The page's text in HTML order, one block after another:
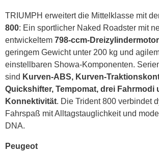
TRIUMPH erweitert die Mittelklasse mit
800: Ein sportlicher Naked Roadster mit
entwickeltem 798-ccm-Dreizylindermotor
geringem Gewicht unter 200 kg und
einstellbaren Showa-Komponenten.
sind Kurven-ABS, Kurven-
Quickshifter, Tempomat, drei Fahrmodi
Konnektivität. Die Trident 800 verbindet
Fahrspaß mit Alltagstauglichkeit und
DNA.
Peugeot